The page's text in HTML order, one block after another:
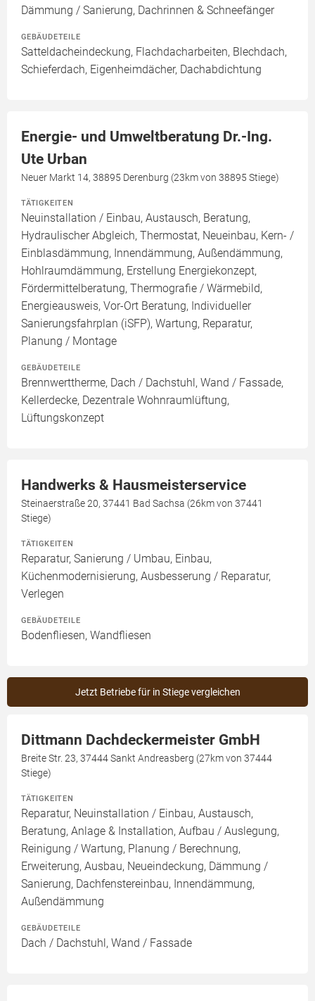
Dämmung / Sanierung, Dachrinnen & Schneefänger
GEBÄUDETEILE
Satteldacheindeckung, Flachdacharbeiten, Blechdach,
Schieferdach, Eigenheimdächer, Dachabdichtung
Energie- und Umweltberatung Dr.-Ing.
Ute Urban
Neuer Markt 14, 38895 Derenburg (23km von 38895 Stiege)
TÄTIGKEITEN
Neuinstallation / Einbau, Austausch, Beratung,
Hydraulischer Abgleich, Thermostat, Neueinbau, Kern- /
Einblasdämmung, Innendämmung, Außendämmung,
Hohlraumdämmung, Erstellung Energiekonzept,
Fördermittelberatung, Thermografie / Wärmebild,
Energieausweis, Vor-Ort Beratung, Individueller
Sanierungsfahrplan (iSFP), Wartung, Reparatur,
Planung / Montage
GEBÄUDETEILE
Brennwerttherme, Dach / Dachstuhl, Wand / Fassade,
Kellerdecke, Dezentrale Wohnraumlüftung,
Lüftungskonzept
Handwerks & Hausmeisterservice
Steinaerstraße 20, 37441 Bad Sachsa (26km von 37441
Stiege)
TÄTIGKEITEN
Reparatur, Sanierung / Umbau, Einbau,
Küchenmodernisierung, Ausbesserung / Reparatur,
Verlegen
GEBÄUDETEILE
Bodenfliesen, Wandfliesen
Jetzt Betriebe für in Stiege vergleichen
Dittmann Dachdeckermeister GmbH
Breite Str. 23, 37444 Sankt Andreasberg (27km von 37444
Stiege)
TÄTIGKEITEN
Reparatur, Neuinstallation / Einbau, Austausch,
Beratung, Anlage & Installation, Aufbau / Auslegung,
Reinigung / Wartung, Planung / Berechnung,
Erweiterung, Ausbau, Neueindeckung, Dämmung /
Sanierung, Dachfenstereinbau, Innendämmung,
Außendämmung
GEBÄUDETEILE
Dach / Dachstuhl, Wand / Fassade